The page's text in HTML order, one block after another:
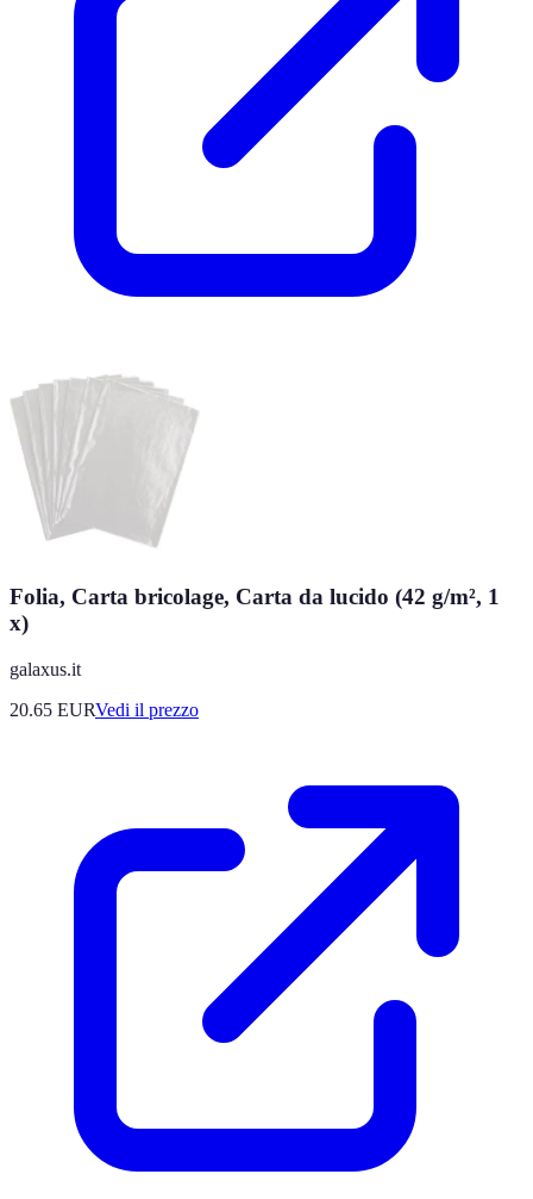
Folia, Carta bricolage, Carta da lucido (42 g/m², 1
x)
galaxus.it
20.65 EURVedi il prezzo